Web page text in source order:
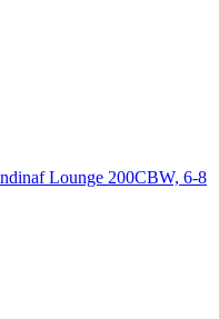
Lounge 200CBW, 6-8